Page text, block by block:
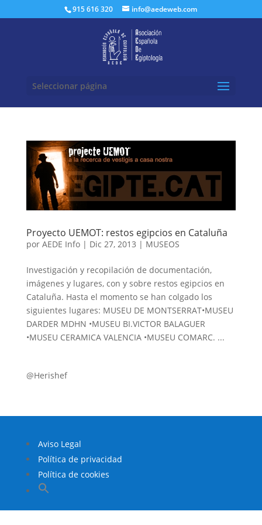
915 616 320 info@aedeweb.com
Seleccionar página
Proyecto UEMOT: restos egipcios en Cataluña
por AEDE Info| Dic 27, 2013 | MUSEOS
Investigación y recopilación de documentación,
imágenes y lugares, con y sobre restos egipcios en
Cataluña. Hasta el momento se han colgado los
siguientes lugares: MUSEU DE MONTSERRAT•MUSEU
DARDER MDHN •MUSEU BI.VICTOR BALAGUER
•MUSEU CERAMICA VALENCIA •MUSEU COMARC. ...
@Herishef
Aviso Legal
Política de privacidad
Política de cookies
Buscar:
Botón de búsqueda